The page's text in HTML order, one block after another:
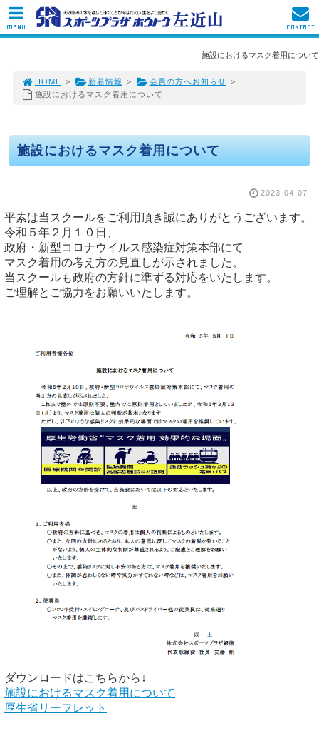
施設におけるマスク着用について
HOME > 新着情報 > 会員の方へお知らせ >
施設におけるマスク着用について
施設におけるマスク着用について
2023-04-07
平素は当スクールをご利用頂き誠にありがとうございます。
令和５年２月１０日、
政府・新型コロナウイルス感染症対策本部にて
マスク着用の考え方の見直しが示されました。
当スクールも政府の方針に準ずる対応をいたします。
施設におけるマスク着用について
厚生省リーフレット
MENU CONTACT